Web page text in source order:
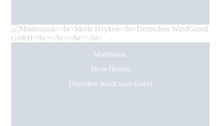
Moderation:
Merle Heyken
Deutschen WindGuard GmbH